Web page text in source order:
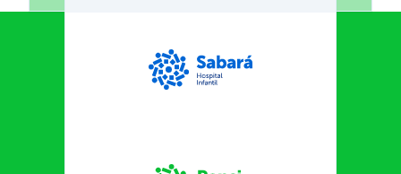
Sabará Hospital Infantil